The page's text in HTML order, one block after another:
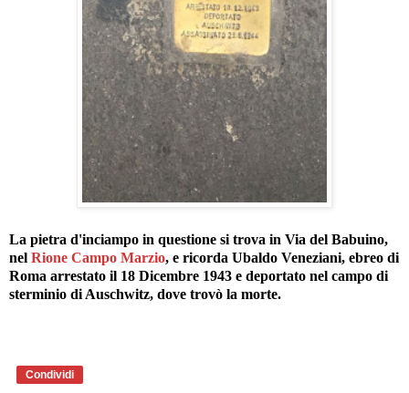
La pietra d'inciampo in questione si trova in Via del Babuino,
nel Rione Campo Marzio, e ricorda Ubaldo Veneziani, ebreo di
Roma arrestato il 18 Dicembre 1943 e deportato nel campo di
sterminio di Auschwitz, dove trovò la morte.
Condividi